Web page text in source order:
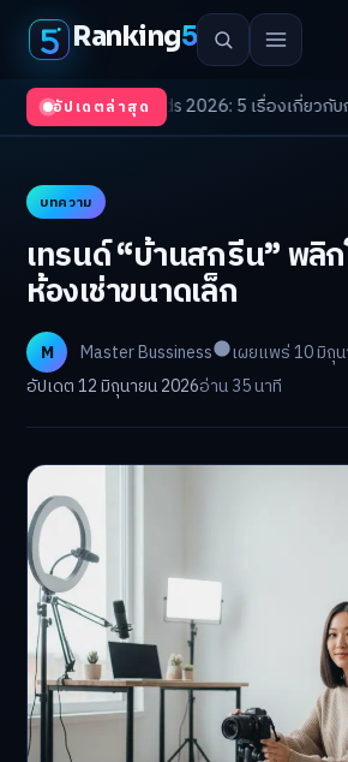
Ranking5
อัปเดตล่าสุด
Trends 2026: 5 เรื่องเกี่ยวกับการแพทย์ที่ค
บทความ
เทรนด์ “บ้านสกรีน” พลิ
ห้องเช่าขนาดเล็ก
M Master Bussiness
เผยแพร่ 10 มิถุ
อัปเดต 12 มิถุนายน 2026อ่าน 35 นาที